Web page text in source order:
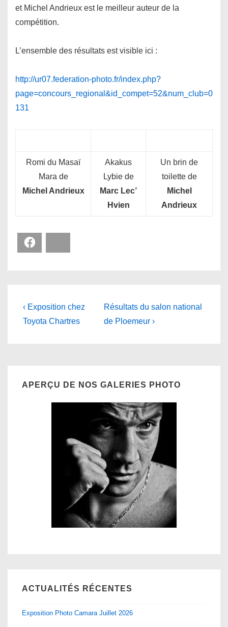
et Michel Andrieux est le meilleur auteur de la
compétition.
L’ensemble des résultats est visible ici :
http://ur07.federation-photo.fr/index.php?
page=concours_regional&id_compet=52&num_club=0
131
Romi du Masaï
Mara de
Michel Andrieux
Akakus
Lybie de
Marc Lec’
Hvien
Un brin de
toilette de
Michel
Andrieux
Navigation
de
Previous
Post
‹ Exposition chez
Toyota Chartres
Next
Post
Résultats du salon national
de Ploemeur ›
APERÇU DE NOS GALERIES PHOTO
ACTUALITÉS RÉCENTES
Exposition Photo Camara Juillet 2026